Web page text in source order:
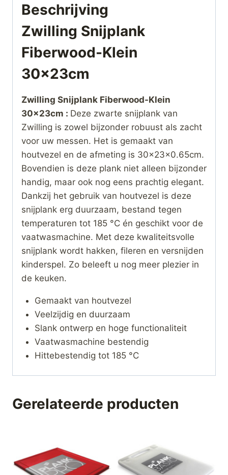
Beschrijving
Zwilling Snijplank
Fiberwood-Klein
30x23cm
Zwilling Snijplank Fiberwood-Klein
30x23cm : Deze zwarte snijplank van
Zwilling is zowel bijzonder robuust als zacht
voor uw messen. Het is gemaakt van
houtvezel en de afmeting is 30x23x0.65cm.
Bovendien is deze plank niet alleen bijzonder
handig, maar ook nog eens prachtig elegant.
Dankzij het gebruik van houtvezel is deze
snijplank erg duurzaam, bestand tegen
temperaturen tot 185 °C én geschikt voor de
vaatwasmachine. Met deze kwaliteitsvolle
snijplank wordt hakken, fileren en versnijden
kinderspel. Zo beleeft u nog meer plezier in
de keuken.
Gemaakt van houtvezel
Veelzijdig en duurzaam
Slank ontwerp en hoge functionaliteit
Vaatwasmachine bestendig
Hittebestendig tot 185 °C
Gerelateerde producten